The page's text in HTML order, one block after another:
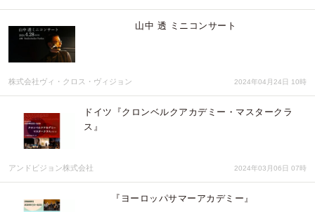
山中 透 ミニコンサート
株式会社ヴィ・クロス・ヴィジョン 2024年04月24日 10時
ドイツ『クロンベルクアカデミー・マスタークラ
ス』
アンドビジョン株式会社 2024年03月06日 07時
『ヨーロッパサマーアカデミー』